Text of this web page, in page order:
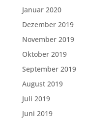
Januar 2020
Dezember 2019
November 2019
Oktober 2019
September 2019
August 2019
Juli 2019
Juni 2019